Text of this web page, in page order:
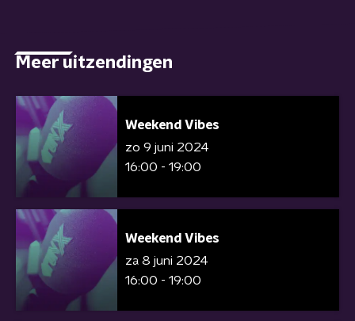
Meer uitzendingen
Weekend Vibes
zo 9 juni 2024
16:00 - 19:00
Weekend Vibes
za 8 juni 2024
16:00 - 19:00